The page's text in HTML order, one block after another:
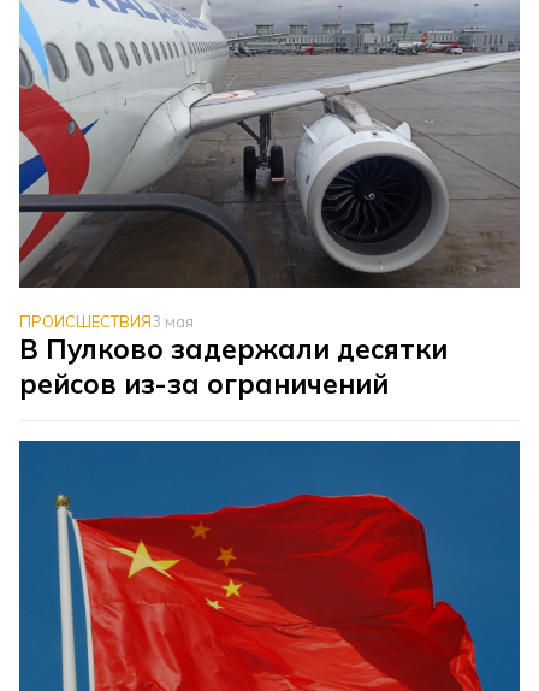
ПРОИСШЕСТВИЯ3 мая
В Пулково задержали десятки
рейсов из-за ограничений